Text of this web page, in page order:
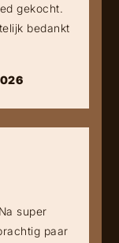
gekocht.
bedankt
super
paar